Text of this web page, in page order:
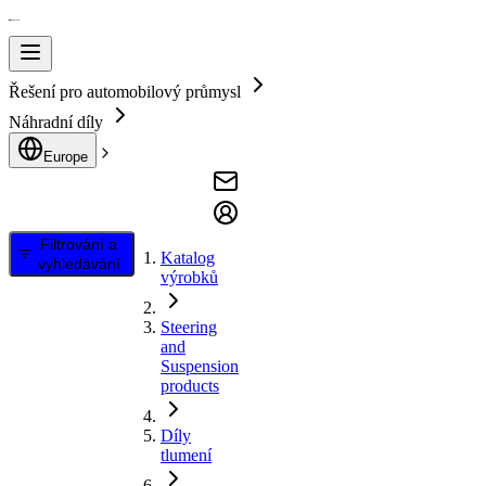
Řešení pro automobilový průmysl
Náhradní díly
Europe
Filtrování a
vyhledávání
Katalog
výrobků
Steering
and
Suspension
products
Díly
tlumení